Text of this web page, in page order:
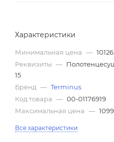
Характеристики
Минимальная цена —
Реквизиты —
15
Бренд — Terminus
Код товара — 00-01176919
Максимальная цена —
Все характеристики